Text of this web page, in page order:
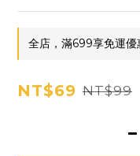
全店，滿699享免運優
NT$69 NT$99